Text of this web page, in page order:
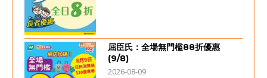
屈臣氏：全場無門檻88折優惠
(9/8)
2026-08-09